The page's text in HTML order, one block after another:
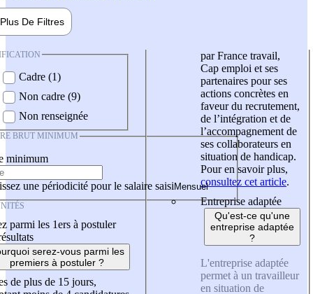
Plus De Filtres
Cadre (1)
Non cadre (9)
Non renseignée
BRUT MINIMUM
minimum
une périodicité pour le salaire saisi
parmi les 1ers à postuler
serez-vous parmi les
premiers à postuler ?
de plus de 15 jours,
par France travail,
Cap emploi et ses
partenaires pour ses
actions concrètes en
faveur du recrutement,
de l’intégration et de
l’accompagnement de
ses collaborateurs en
situation de handicap.
Pour en savoir plus,
consultez cet article.
Entreprise adaptée
Qu'est-ce qu'une
entreprise adaptée
?
L'entreprise adaptée
permet à un travailleur
en situation de